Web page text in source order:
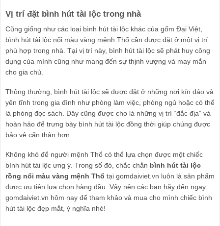
Vị trí đặt bình hút tài lộc trong nhà
Cũng giống như các loại bình hút tài lộc khác của gốm Đại Việt,
bình hút tài lộc nổi màu vàng mệnh Thổ cần được đặt ở một vị trí
phù hợp trong nhà. Tại vị trí này, bình hút tài lộc sẽ phát huy công
dụng của mình cũng như mang đến sự thịnh vượng và may mắn
cho gia chủ.
Thông thường, bình hút tài lộc sẽ được đặt ở những nơi kín đáo và
yên tĩnh trong gia đình như phòng làm việc, phòng ngủ hoặc có thể
là phòng đọc sách. Đây cũng được cho là những vị trí “đắc địa” và
hoàn hảo để trưng bày bình hút tài lộc đồng thời giúp chúng được
bảo vệ cẩn thận hơn.
Không khó để người mệnh Thổ có thể lựa chọn được một chiếc
bình hút tài lộc ưng ý. Trong số đó, chắc chắn bình hút tài lộc
rồng nổi màu vàng mệnh Thổ tại gomdaiviet.vn luôn là sản phẩm
được ưu tiên lựa chọn hàng đầu. Vậy nên các bạn hãy đến ngay
gomdaiviet.vn hôm nay để tham khảo và mua cho mình chiếc bình
hút tài lộc đẹp mắt, ý nghĩa nhé!